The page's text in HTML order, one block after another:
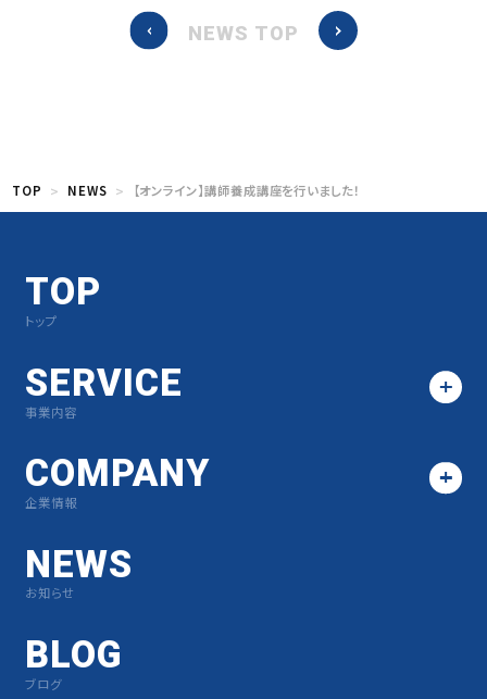
NEWS TOP
TOP NEWS 【オンライン】講師養成講座を行いました！
TOP
トップ
SERVICE
事業内容
COMPANY
企業情報
NEWS
お知らせ
BLOG
ブログ